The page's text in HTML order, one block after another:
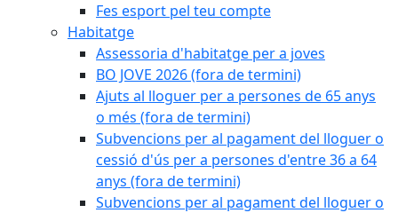
Fes esport pel teu compte
Habitatge
Assessoria d'habitatge per a joves
BO JOVE 2026 (fora de termini)
Ajuts al lloguer per a persones de 65 anys
o més (fora de termini)
Subvencions per al pagament del lloguer o
cessió d'ús per a persones d'entre 36 a 64
anys (fora de termini)
Subvencions per al pagament del lloguer o